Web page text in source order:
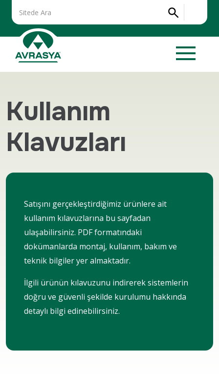
Kullanım
Klavuzları
Satışını gerçekleştirdiğimiz ürünlere ait
kullanım kılavuzlarına bu sayfadan
ulaşabilirsiniz. PDF formatındaki
dokümanlarda montaj, kullanım, bakım ve
teknik bilgiler yer almaktadır.
İlgili ürünün kılavuzunu indirerek sistemlerin
doğru ve güvenli şekilde kurulumu hakkında
detaylı bilgi edinebilirsiniz.